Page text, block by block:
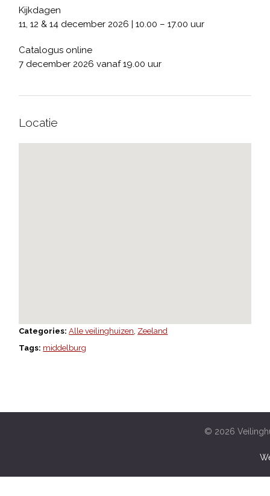
Kijkdagen
11, 12 & 14 december 2026 | 10.00 – 17.00 uur
Catalogus online
7 december 2026 vanaf 19.00 uur
Locatie
Categories: Alle veilinghuizen, Zeeland
Tags: middelburg
© 2026